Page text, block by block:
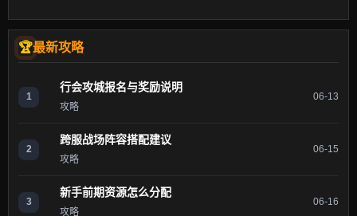
最新攻略
1
行会攻城报名与奖励说明
攻略
06-13
2
跨服战场阵容搭配建议
攻略
06-15
3
新手前期资源怎么分配
攻略
06-16